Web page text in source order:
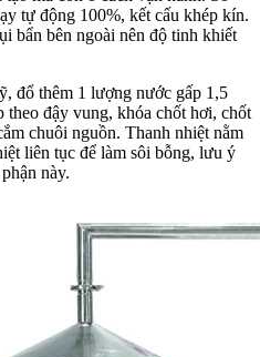
tự động 100%, kết cấu khép kín.
bẩn bên ngoài nên độ tinh khiết
đổ thêm 1 lượng nước gấp 1,5
theo đậy vung, khóa chốt hơi, chốt
chuôi nguồn. Thanh nhiệt nằm
liên tục để làm sôi bỗng, lưu ý
này.